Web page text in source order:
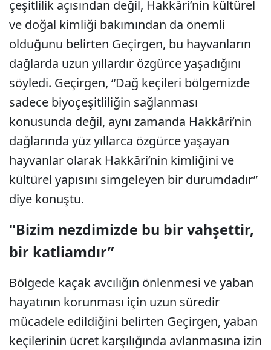
çeşitlilik açısından değil, Hakkâri’nin kültürel
ve doğal kimliği bakımından da önemli
olduğunu belirten Geçirgen, bu hayvanların
dağlarda uzun yıllardır özgürce yaşadığını
söyledi. Geçirgen, “Dağ keçileri bölgemizde
sadece biyoçeşitliliğin sağlanması
konusunda değil, aynı zamanda Hakkâri’nin
dağlarında yüz yıllarca özgürce yaşayan
hayvanlar olarak Hakkâri’nin kimliğini ve
kültürel yapısını simgeleyen bir durumdadır”
diye konuştu.
"Bizim nezdimizde bu bir vahşettir,
bir katliamdır”
Bölgede kaçak avcılığın önlenmesi ve yaban
hayatının korunması için uzun süredir
mücadele edildiğini belirten Geçirgen, yaban
keçilerinin ücret karşılığında avlanmasına izin